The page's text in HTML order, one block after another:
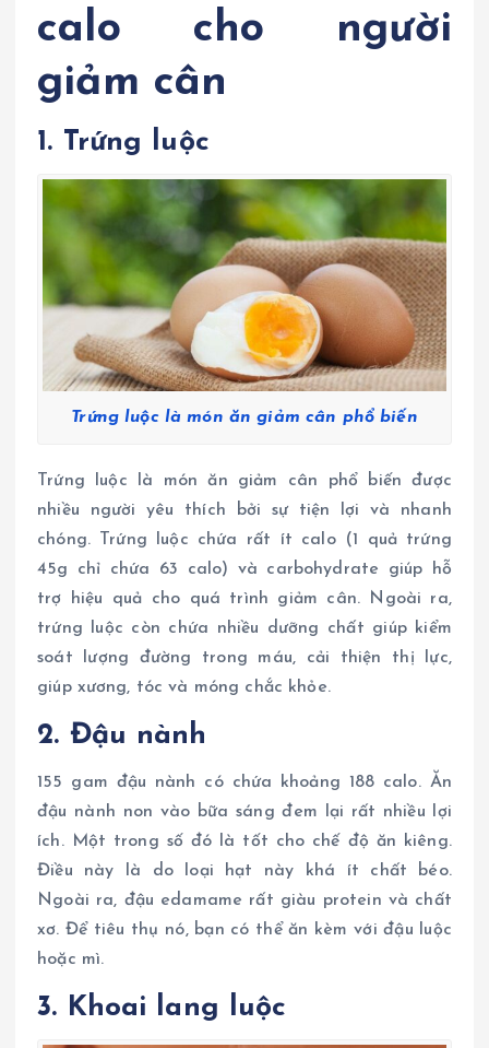
calo cho người
giảm cân
1. Trứng luộc
Trứng luộc là món ăn giảm cân phổ biến
Trứng luộc là món ăn giảm cân phổ biến được
nhiều người yêu thích bởi sự tiện lợi và nhanh
chóng. Trứng luộc chứa rất ít calo (1 quả trứng
45g chỉ chứa 63 calo) và carbohydrate giúp hỗ
trợ hiệu quả cho quá trình giảm cân. Ngoài ra,
trứng luộc còn chứa nhiều dưỡng chất giúp kiểm
soát lượng đường trong máu, cải thiện thị lực,
giúp xương, tóc và móng chắc khỏe.
2. Đậu nành
155 gam đậu nành có chứa khoảng 188 calo. Ăn
đậu nành non vào bữa sáng đem lại rất nhiều lợi
ích. Một trong số đó là tốt cho chế độ ăn kiêng.
Điều này là do loại hạt này khá ít chất béo.
Ngoài ra, đậu edamame rất giàu protein và chất
xơ. Để tiêu thụ nó, bạn có thể ăn kèm với đậu luộc
hoặc mì.
3. Khoai lang luộc